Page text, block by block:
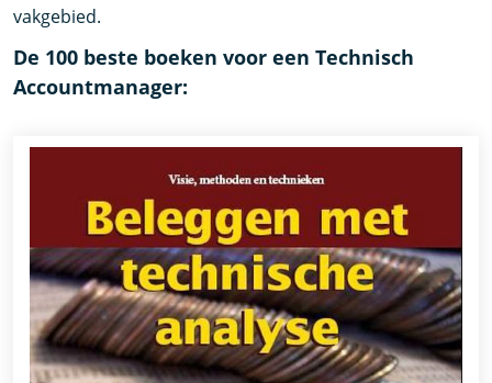
vakgebied.
De 100 beste boeken voor een Technisch
Accountmanager: